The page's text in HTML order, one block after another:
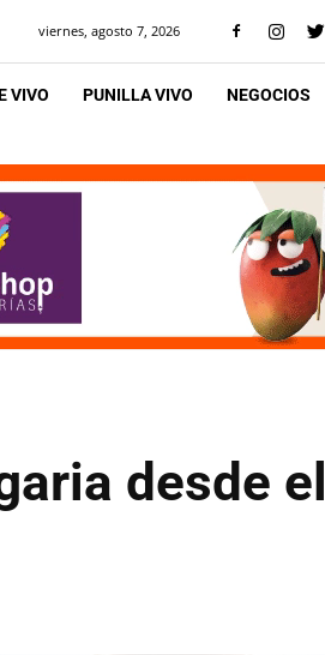
viernes, agosto 7, 2026
VIVO PUNILLA VIVO NEGOCIOS
desde el